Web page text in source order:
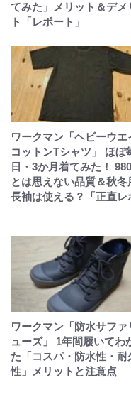
てみた」メリット＆デメ
ト「レポート」
ワークマン「ヘビーウエ
コットンTシャツ」 ほぼ
日・3か月着てみた！
とは思えない品質＆秋冬
長袖は使える？「正直レ
ワークマン「防水サファ
ューズ」 1年間履いてわ
た「コスパ・防水性・耐
性」メリットと注意点